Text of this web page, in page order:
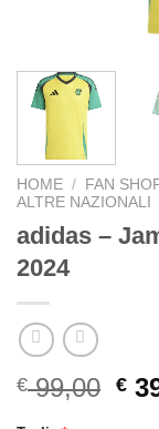
HOME / FAN
ALTRE NAZIONALI
adidas –
2024
€99,00 €